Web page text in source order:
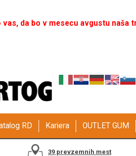
vas, da bo v mesecu avgustu naša
RD Kariera OUTLET GUM
39 prevzemnih mest